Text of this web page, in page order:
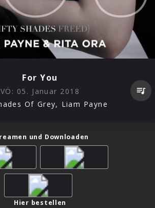
For You
VÖ: 05. Januar 2018
Of Grey, Liam Payne
und Downloaden
Hier bestellen